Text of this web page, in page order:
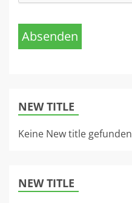
Absenden
NEW TITLE
Keine New title gefunden
NEW TITLE